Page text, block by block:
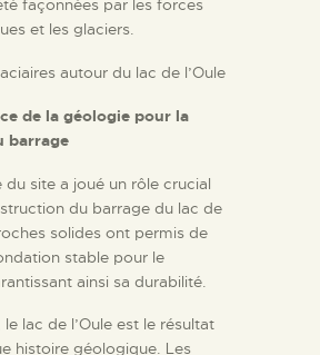
façonnées par les forces
et les glaciers.
autour du lac de l’Oule
de la géologie pour la
barrage
du site a joué un rôle crucial
du barrage du lac de
solides ont permis de
stable pour le
ainsi sa durabilité.
le lac de l’Oule est le résultat
histoire géologique. Les